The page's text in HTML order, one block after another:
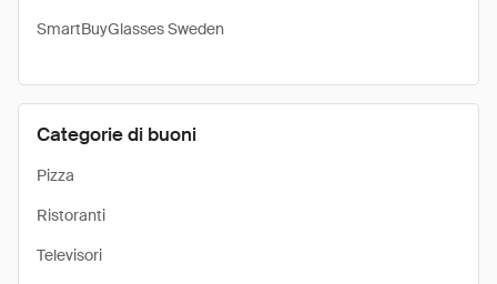
SmartBuyGlasses Sweden
Categorie di buoni
Pizza
Ristoranti
Televisori